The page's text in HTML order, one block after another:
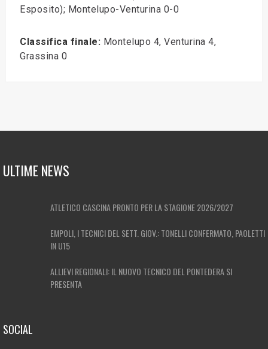
Esposito); Montelupo-Venturina 0-0
Classifica finale: Montelupo 4, Venturina 4,
Grassina 0
ULTIME NEWS
ATLETICO CASCINA PRONTO PER LA STAGIONE 2026/2027
EMPOLI, I TECNICI DEL SETT. GIOV.: TONELLI CONFERMATO, PAOLETTI
IN U15
ALLIEVI REGIONALI: IL NUOVO TECNICO DEL PONTEDERA SI
PRESENTA
SOCIAL